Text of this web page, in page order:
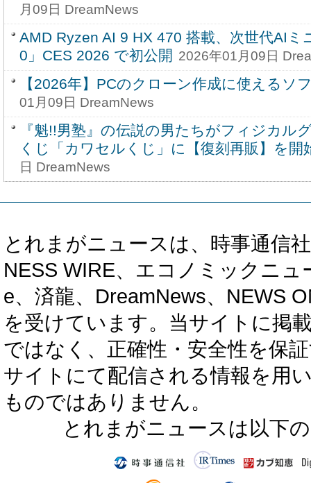
月09日 DreamNews
AMD Ryzen AI 9 HX 470 搭載、次世代AIミ
0」CES 2026 で初公開 2026年01月09日
【2026年】PCのクローン作成に使えるソ
01月09日 DreamNews
『魁!!男塾』の伝説の男たちがフィジカル
くじ「カワセルくじ」に【復刻再販】を開
日 DreamNews
とれまがニュースは、時事通信
NESS WIRE、エコノミックニ
e、済龍、DreamNews、NEWS
を受けています。当サイトに掲
ではなく、正確性・安全性を保
サイトにて配信される情報を用
ものではありません。
とれまがニュースは以下